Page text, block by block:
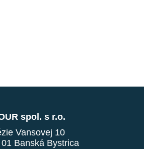
spol. s r.o.
Vansovej 10
Banská Bystrica